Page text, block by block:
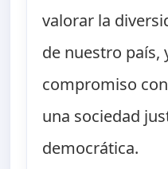
valorar la
de nuestro
compromiso
una sociedad
democrática.